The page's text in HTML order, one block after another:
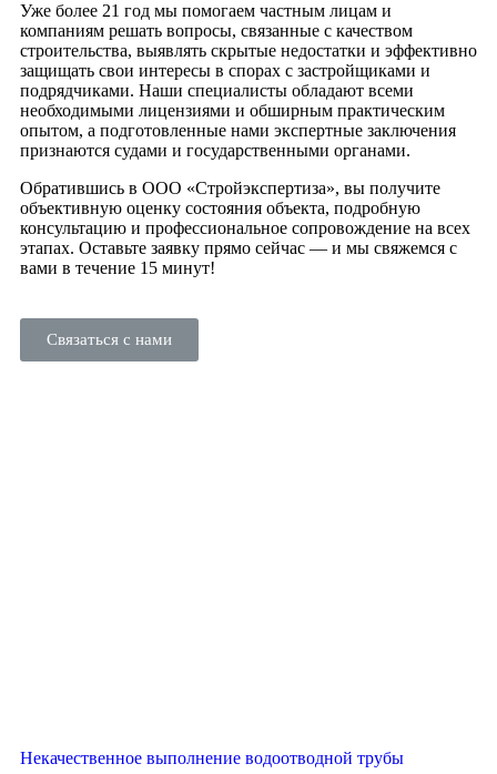
Уже более 21 год мы помогаем частным лицам и
компаниям решать вопросы, связанные с качеством
строительства, выявлять скрытые недостатки и эффективно
защищать свои интересы в спорах с застройщиками и
подрядчиками. Наши специалисты обладают всеми
необходимыми лицензиями и обширным практическим
опытом, а подготовленные нами экспертные заключения
признаются судами и государственными органами.
Обратившись в ООО «Стройэкспертиза», вы получите
объективную оценку состояния объекта, подробную
консультацию и профессиональное сопровождение на всех
этапах. Оставьте заявку прямо сейчас — и мы свяжемся с
вами в течение 15 минут!
Связаться с нами
Некачественное выполнение водоотводной трубы